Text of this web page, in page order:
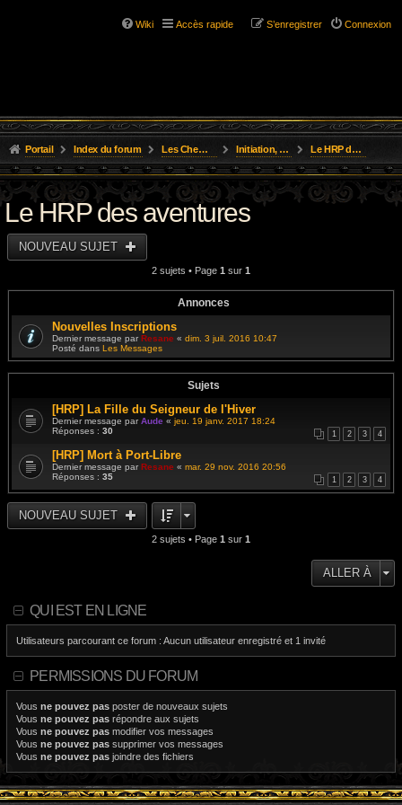
Wiki Accès rapide Connexion
S’enregistrer
Portail Index du forum Les Chemins de L'Aventure Initiation, Scénarios Courts Le HRP des aventures
Le HRP des aventures
NOUVEAU SUJET
2 sujets • Page 1 sur 1
Annonces
Nouvelles Inscriptions
Dernier message parResane « dim. 3 juil. 2016 10:47
Posté dans Les Messages
Sujets
[HRP] La Fille du Seigneur de l'Hiver
Dernier message parAude « jeu. 19 janv. 2017 18:24
Réponses : 30 1 2 3 4
[HRP] Mort à Port-Libre
Dernier message parResane « mar. 29 nov. 2016 20:56
Réponses : 35 1 2 3 4
NOUVEAU SUJET
2 sujets • Page 1 sur 1
ALLER À
QUI EST EN LIGNE
Utilisateurs parcourant ce forum : Aucun utilisateur enregistré et 1 invité
PERMISSIONS DU FORUM
Vous ne pouvez pas poster de nouveaux sujets
Vous ne pouvez pas répondre aux sujets
Vous ne pouvez pas modifier vos messages
Vous ne pouvez pas supprimer vos messages
Vous ne pouvez pas joindre des fichiers